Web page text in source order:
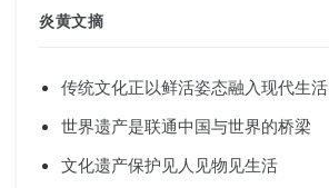
炎黄文摘
传统文化正以鲜活姿态融入现代生活
世界遗产是联通中国与世界的桥梁
文化遗产保护见人见物见生活